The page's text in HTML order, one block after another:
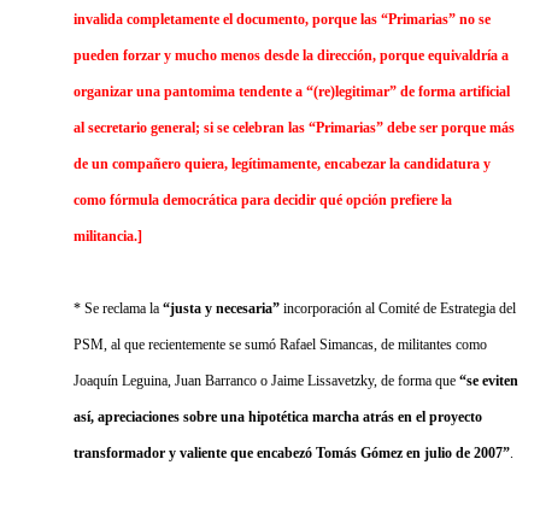
invalida completamente el documento, porque las “Primarias” no se
pueden forzar y mucho menos desde la dirección, porque equivaldría a
organizar una pantomima tendente a “(re)legitimar” de forma artificial
al secretario general; si se celebran las “Primarias” debe ser porque más
de un compañero quiera, legítimamente, encabezar la candidatura y
como fórmula democrática para decidir qué opción prefiere la
militancia.]
* Se reclama la “justa y necesaria” incorporación al Comité de Estrategia del
PSM, al que recientemente se sumó Rafael Simancas, de militantes como
Joaquín Leguina, Juan Barranco o Jaime Lissavetzky, de forma que “se eviten
así, apreciaciones sobre una hipotética marcha atrás en el proyecto
transformador y valiente que encabezó Tomás Gómez en julio de 2007”